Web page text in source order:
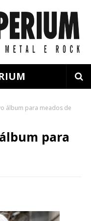
álbum para meados de
para